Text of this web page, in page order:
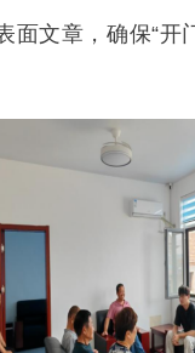
面文章，确保“开